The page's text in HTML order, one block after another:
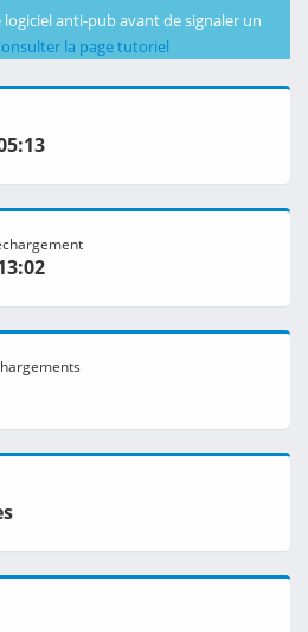
anti-pub avant de signaler un
la page tutoriel